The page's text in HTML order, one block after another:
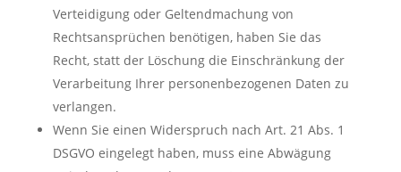
Verteidigung oder Geltendmachung von
Rechtsansprüchen benötigen, haben Sie das
Recht, statt der Löschung die Einschränkung der
Verarbeitung Ihrer personenbezogenen Daten zu
verlangen.
Wenn Sie einen Widerspruch nach Art. 21 Abs. 1
DSGVO eingelegt haben, muss eine Abwägung